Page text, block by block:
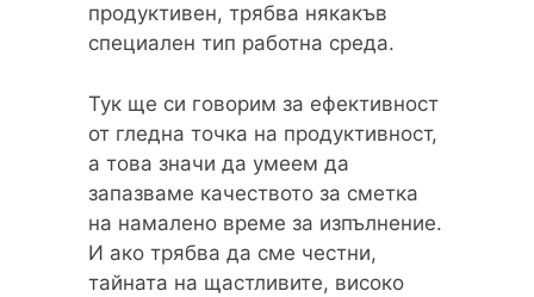
продуктивен, трябва някакъв
специален тип работна среда.
Тук ще си говорим за ефективност
от гледна точка на продуктивност,
а това значи да умеем да
запазваме качеството за сметка
на намалено време за изпълнение.
И ако трябва да сме честни,
тайната на щастливите, високо